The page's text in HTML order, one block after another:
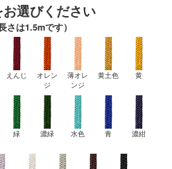
選びください
さは1.5mです）
えんじ
オレン
ジ
薄オレ
ンジ
黄土色 黄
緑 濃緑 水色 青 濃紺